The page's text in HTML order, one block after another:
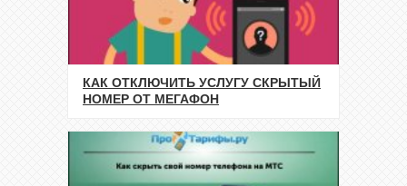
КАК ОТКЛЮЧИТЬ УСЛУГУ СКРЫТЫЙ
НОМЕР ОТ МЕГАФОН